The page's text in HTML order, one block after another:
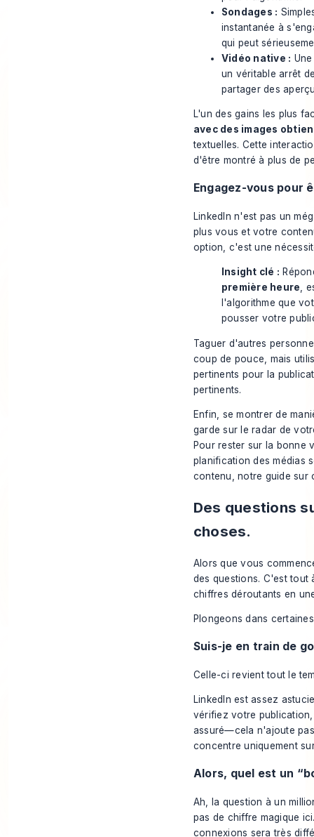
Sondages :
instantanée à
qui peut
Vidéo native :
un véritable arrêt
partager des
L'un des gains les plus
avec des images
textuelles. Cette
d'être montré à plus de
Engagez-vous pour
LinkedIn n'est pas un
plus vous et votre
option, c'est une
Insight clé :
première heure,
l'algorithme que
pousser votre
Taguer d'autres
coup de pouce, mais
pertinents pour la
pertinents.
Enfin, se montrer de
garde sur le radar de
Pour rester sur la
planification des médias
contenu, notre guide sur
Des questions
choses.
Alors que vous
des questions. C'est tout
chiffres déroutants en
Plongeons dans
Suis-je en train de
Celle-ci revient tout le
LinkedIn est assez
vérifiez votre
assuré—cela n'ajoute
concentre uniquement
Alors, quel est un
Ah, la question à un
pas de chiffre magique
connexions sera très